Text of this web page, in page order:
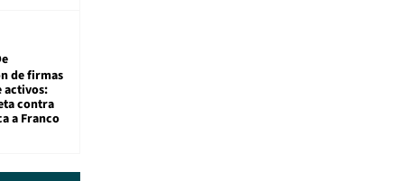
de firmas
activos:
contra
a Franco